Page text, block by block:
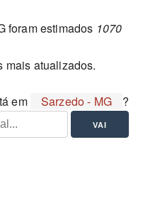
foram estimados 1070
mais atualizados.
em Sarzedo - MG ?